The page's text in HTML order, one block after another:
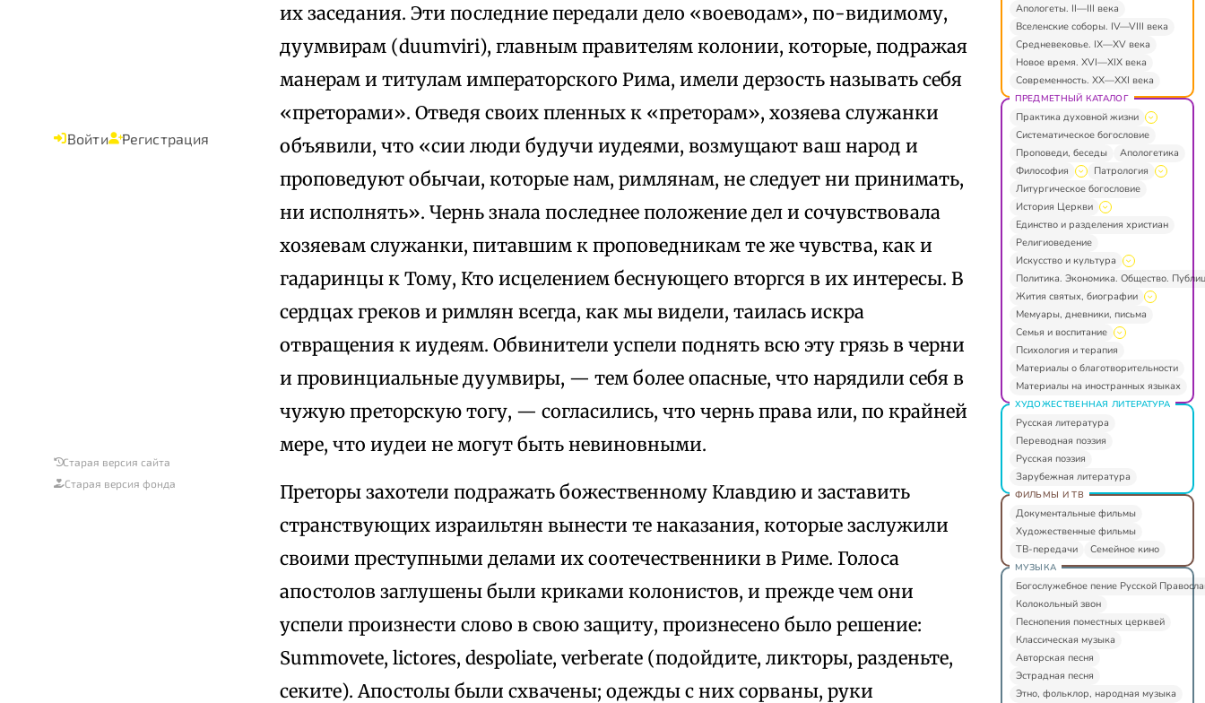
Войти Регистрация
Старая версия сайта
Старая версия фонда
их заседания. Эти последние передали дело «воеводам», по-видимому,
дуумвирам (duumviri), главным правителям колонии, которые, подражая
манерам и титулам императорского Рима, имели дерзость называть себя
«преторами». Отведя своих пленных к «преторам», хозяева служанки
объявили, что «сии люди будучи иудеями, возмущают ваш народ и
проповедуют обычаи, которые нам, римлянам, не следует ни принимать,
ни исполнять». Чернь знала последнее положение дел и сочувствовала
хозяевам служанки, питавшим к проповедникам те же чувства, как и
гадаринцы к Тому, Кто исцелением беснующего вторгся в их интересы. В
сердцах греков и римлян всегда, как мы видели, таилась искра
отвращения к иудеям. Обвинители успели поднять всю эту грязь в черни
и провинциальные дуумвиры, — тем более опасные, что нарядили себя в
чужую преторскую тогу, — согласились, что чернь права или, по крайней
мере, что иудеи не могут быть невиновными.
Преторы захотели подражать божественному Клавдию и заставить
странствующих израильтян вынести те наказания, которые заслужили
своими преступными делами их соотечественники в Риме. Голоса
апостолов заглушены были криками колонистов, и прежде чем они
успели произнести слово в свою защиту, произнесено было решение:
Summovete, lictores, despoliate, verberate (подойдите, ликторы, разденьте,
секите). Апостолы были схвачены; одежды с них сорваны, руки
Апологеты. II—III века
Вселенские соборы. IV—VIII века
Средневековье. IX—XV века
Новое время. XVI—XIX века
Современность. XX—XXI века
ПРЕДМЕТНЫЙ КАТАЛОГ
Практика духовной жизни
Систематическое богословие
Проповеди, беседы
Апологетика
Философия
Патрология
Литургическое богословие
История Церкви
Единство и разделения христиан
Религиоведение
Искусство и культура
Политика. Экономика. Общество.
Жития святых, биографии
Мемуары, дневники, письма
Семья и воспитание
Психология и терапия
Материалы о благотворительности
Материалы на иностранных языках
ХУДОЖЕСТВЕННАЯ ЛИТЕРАТУРА
Русская литература
Переводная поэзия
Русская поэзия
Зарубежная литература
ФИЛЬМЫ И ТВ
Документальные фильмы
Художественные фильмы
ТВ-передачи
Семейное кино
МУЗЫКА
Богослужебное пение Русской
Колокольный звон
Песнопения поместных церквей
Классическая музыка
Авторская песня
Эстрадная песня
Этно, фольклор, народная музыка